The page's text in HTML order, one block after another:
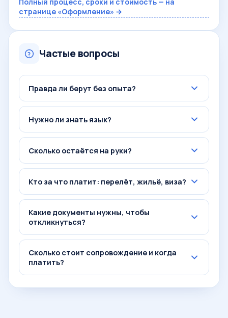
странице «Оформление» →
Частые вопросы
Правда ли берут без опыта?
Нужно ли знать язык?
Сколько остаётся на руки?
Кто за что платит: перелёт, жильё, виза?
Какие документы нужны, чтобы
откликнуться?
Сколько стоит сопровождение и когда
платить?